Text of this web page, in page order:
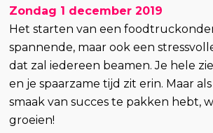
Zondag 1 december 2019
Het starten van een
spannende, maar ook een
dat zal iedereen beamen. Je hele
en je spaarzame tijd zit erin. Maar
smaak van succes te pakken hebt,
groeien!